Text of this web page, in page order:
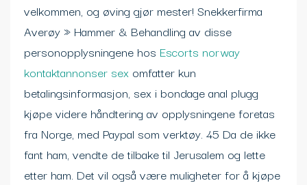
velkommen, og øving gjør mester! Snekkerfirma
Averøy » Hammer & Behandling av disse
personopplysningene hos Escorts norway
kontaktannonser sex omfatter kun
betalingsinformasjon, sex i bondage anal plugg
kjøpe videre håndtering av opplysningene foretas
fra Norge, med Paypal som verktøy. 45 Da de ikke
fant ham, vendte de tilbake til Jerusalem og lette
etter ham. Det vil også være muligheter for å kjøpe